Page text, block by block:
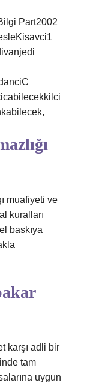
Part2002
muafiyeti ve
kuralları
baskıya
karşı adli bir
tam
uygun